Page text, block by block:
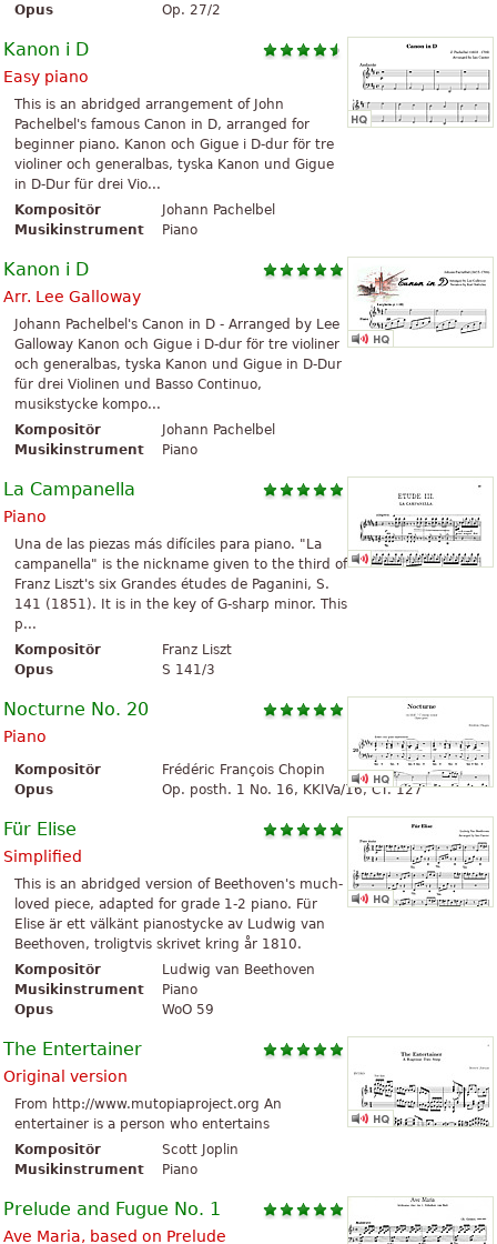
Opus
Op. 27/2
Kanon i D
Easy piano
This is an abridged arrangement of John
Pachelbel's famous Canon in D, arranged for
beginner piano. Kanon och Gigue i D-dur för tre
violiner och generalbas, tyska Kanon und Gigue
in D-Dur für drei Vio...
Kompositör
Johann Pachelbel
Musikinstrument
Piano
Kanon i D
Arr. Lee Galloway
Johann Pachelbel's Canon in D - Arranged by Lee
Galloway Kanon och Gigue i D-dur för tre violiner
och generalbas, tyska Kanon und Gigue in D-Dur
für drei Violinen und Basso Continuo,
musikstycke kompo...
Kompositör
Johann Pachelbel
Musikinstrument
Piano
La Campanella
Piano
Una de las piezas más difíciles para piano. "La
campanella" is the nickname given to the third of
Franz Liszt's six Grandes études de Paganini, S.
141 (1851). It is in the key of G-sharp minor. This
p...
Kompositör
Franz Liszt
Opus
S 141/3
Nocturne No. 20
Piano
Kompositör
Frédéric François Chopin
Opus
Op. posth. 1 No. 16, KKIVa/16, CT. 127
Für Elise
Simplified
This is an abridged version of Beethoven's much-
loved piece, adapted for grade 1-2 piano. Für
Elise är ett välkänt pianostycke av Ludwig van
Beethoven, troligtvis skrivet kring år 1810.
Kompositör
Ludwig van Beethoven
Musikinstrument
Piano
Opus
WoO 59
The Entertainer
Original version
From http://www.mutopiaproject.org An
entertainer is a person who entertains
Kompositör
Scott Joplin
Musikinstrument
Piano
Prelude and Fugue No. 1
Ave Maria, based on Prelude